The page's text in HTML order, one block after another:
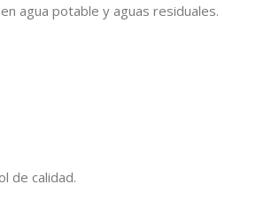
agua potable y aguas residuales.
de calidad.